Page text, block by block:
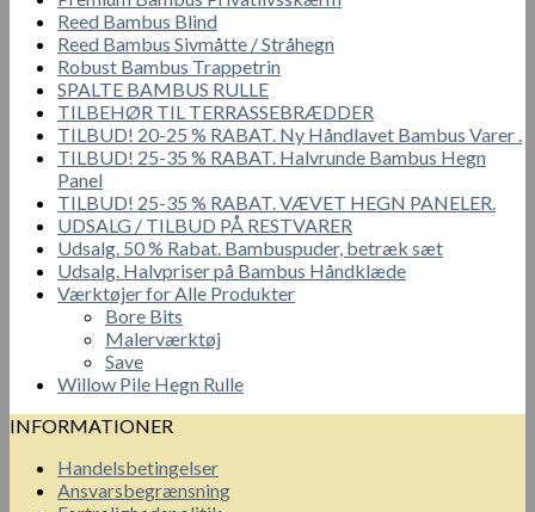
Reed Bambus Blind
Reed Bambus Sivmåtte / Stråhegn
Robust Bambus Trappetrin
SPALTE BAMBUS RULLE
TILBEHØR TIL TERRASSEBRÆDDER
TILBUD! 20-25 % RABAT. Ny Håndlavet Bambus Varer .
TILBUD! 25-35 % RABAT. Halvrunde Bambus Hegn
Panel
TILBUD! 25-35 % RABAT. VÆVET HEGN PANELER.
UDSALG / TILBUD PÅ RESTVARER
Udsalg. 50 % Rabat. Bambuspuder, betræk sæt
Udsalg. Halvpriser på Bambus Håndklæde
Værktøjer for Alle Produkter
Bore Bits
Malerværktøj
Save
Willow Pile Hegn Rulle
INFORMATIONER
Handelsbetingelser
Ansvarsbegrænsning